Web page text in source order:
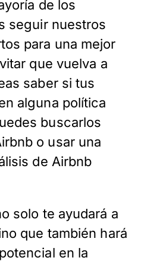
de los
seguir nuestros
para una mejor
que vuelva a
saber si tus
alguna política
buscarlos
o usar una
de Airbnb
solo te ayudará a
que también hará
en la